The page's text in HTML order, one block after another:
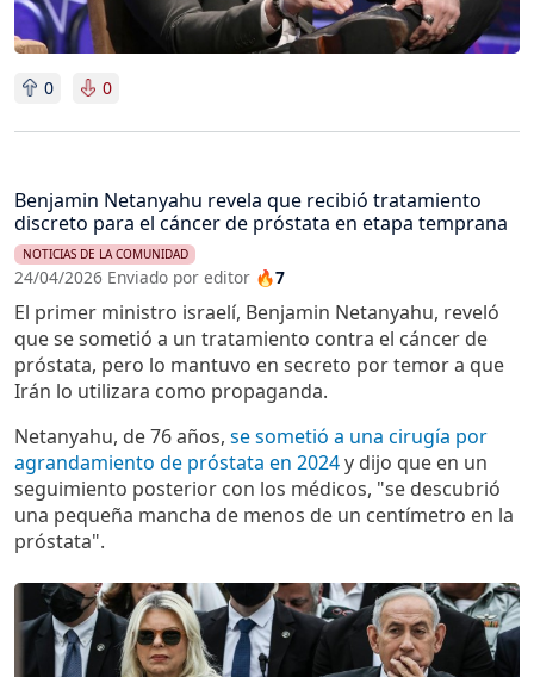
0 0
Benjamin Netanyahu revela que recibió tratamiento
discreto para el cáncer de próstata en etapa temprana
NOTICIAS DE LA COMUNIDAD
24/04/2026 Enviado por editor 🔥7
El primer ministro israelí, Benjamin Netanyahu, reveló
que se sometió a un tratamiento contra el cáncer de
próstata, pero lo mantuvo en secreto por temor a que
Irán lo utilizara como propaganda.
Netanyahu, de 76 años, se sometió a una cirugía por
agrandamiento de próstata en 2024y dijo que en un
seguimiento posterior con los médicos, "se descubrió
una pequeña mancha de menos de un centímetro en la
próstata".
Imagen